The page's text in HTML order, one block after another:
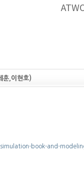
훈,이현호)
book-and-